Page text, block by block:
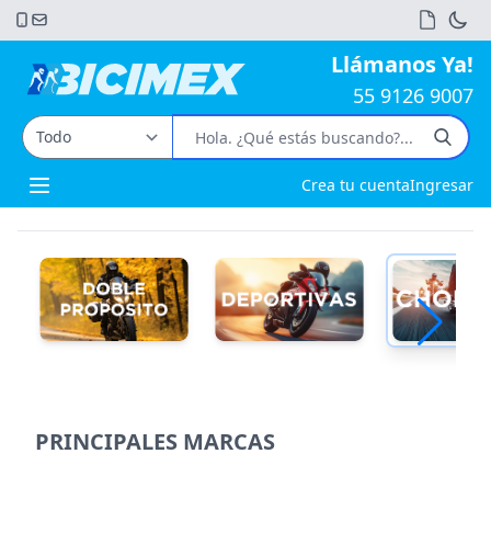
Llámanos Ya!
55 9126 9007
Open main menu Crea tu cuentaIngresar
PRINCIPALES MARCAS